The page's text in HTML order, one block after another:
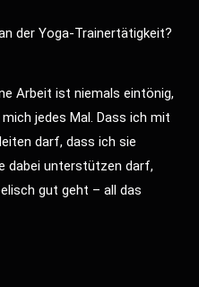
der Yoga-Trainertätigkeit?
Arbeit ist niemals eintönig,
jedes Mal. Dass ich mit
darf, dass ich sie
dabei unterstützen darf,
gut geht – all das